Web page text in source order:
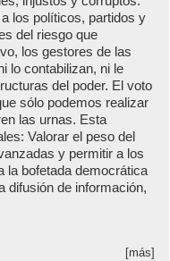
los políticos, partidos y
del riesgo que
los gestores de las
lo contabilizan, ni le
del poder. El voto
sólo podemos realizar
las urnas. Esta
Valorar el peso del
y permitir a los
la bofetada democrática
difusión de información,
[más]